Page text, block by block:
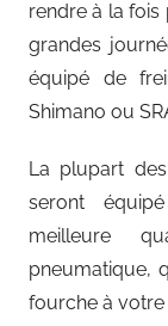
rendre à la
grandes
équipé de
Shimano ou
La plupart
seront
meilleure
pneumatique,
fourche à votre